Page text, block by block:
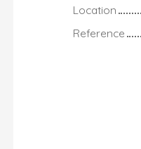
Location
Reference